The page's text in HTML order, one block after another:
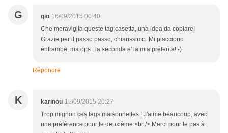
G gio 16/09/2015 00:40
Che meraviglia queste tag casetta, una idea da copiare!
Grazie per il passo passo, chiarissimo. Mi piacciono
entrambe, ma ops , la seconda e' la mia preferita!:-)
Répondre
K karinou 15/09/2015 20:27
Trop mignon ces tags maisonnettes ! J'aime beaucoup, avec
une préférence pour le deuxième.<br /> Merci pour le pas à